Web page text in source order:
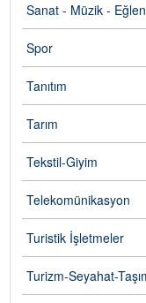
Sanat - Müzik -
Spor
Tanıtım
Tarım
Tekstil-Giyim
Telekomünikasyon
Turistik İşletmeler
Turizm-Seyahat-